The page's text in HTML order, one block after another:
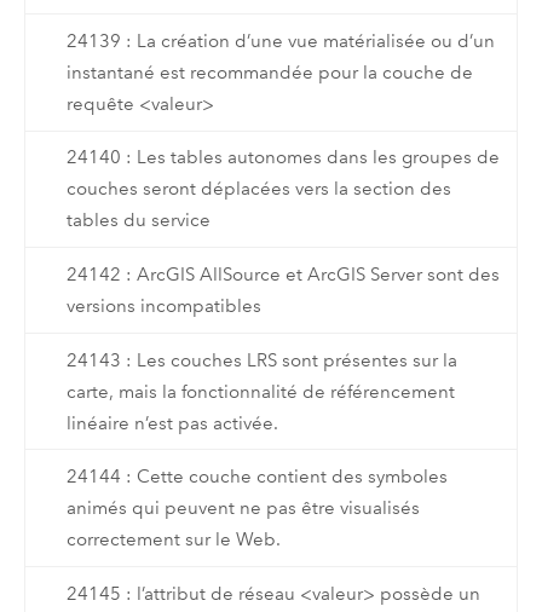
24139 : La création d’une vue matérialisée ou d’un
instantané est recommandée pour la couche de
requête <valeur>
24140 : Les tables autonomes dans les groupes de
couches seront déplacées vers la section des
tables du service
24142 : ArcGIS AllSource et ArcGIS Server sont des
versions incompatibles
24143 : Les couches LRS sont présentes sur la
carte, mais la fonctionnalité de référencement
linéaire n’est pas activée.
24144 : Cette couche contient des symboles
animés qui peuvent ne pas être visualisés
correctement sur le Web.
24145 : l’attribut de réseau <valeur> possède un